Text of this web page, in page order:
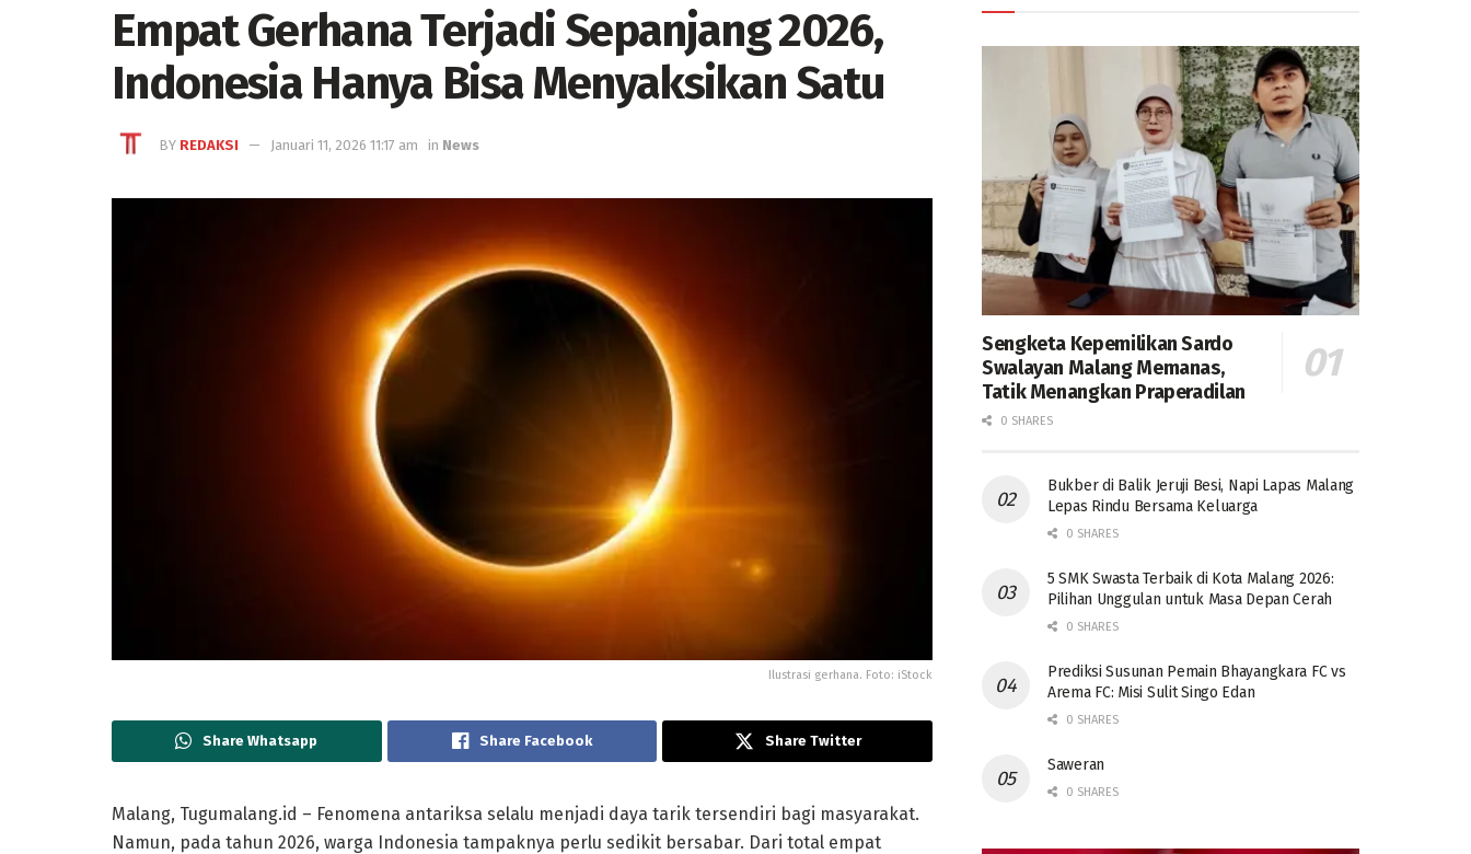
Empat Gerhana Terjadi Sepanjang 2026,
Indonesia Hanya Bisa Menyaksikan Satu
BY REDAKSI Januari 11, 2026 11:17 am in News
Ilustrasi gerhana. Foto: iStock
Share Whatsapp Share Facebook Share Twitter
Malang, Tugumalang.id – Fenomena antariksa selalu menjadi daya tarik tersendiri bagi masyarakat.
Namun, pada tahun 2026, warga Indonesia tampaknya perlu sedikit bersabar. Dari total empat
Sengketa Kepemilikan Sardo
Swalayan Malang Memanas,
Tatik Menangkan Praperadilan
0 SHARES
Bukber di Balik Jeruji Besi, Napi Lapas Malang
Lepas Rindu Bersama Keluarga
0 SHARES
5 SMK Swasta Terbaik di Kota Malang 2026:
Pilihan Unggulan untuk Masa Depan Cerah
0 SHARES
Prediksi Susunan Pemain Bhayangkara FC vs
Arema FC: Misi Sulit Singo Edan
0 SHARES
Saweran
0 SHARES